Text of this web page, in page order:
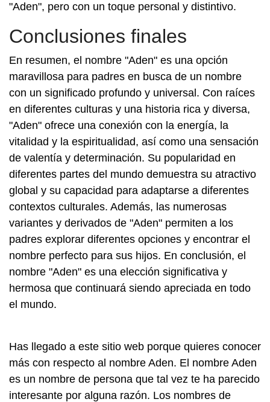
"Aden", pero con un toque personal y distintivo.
Conclusiones finales
En resumen, el nombre "Aden" es una opción
maravillosa para padres en busca de un nombre
con un significado profundo y universal. Con raíces
en diferentes culturas y una historia rica y diversa,
"Aden" ofrece una conexión con la energía, la
vitalidad y la espiritualidad, así como una sensación
de valentía y determinación. Su popularidad en
diferentes partes del mundo demuestra su atractivo
global y su capacidad para adaptarse a diferentes
contextos culturales. Además, las numerosas
variantes y derivados de "Aden" permiten a los
padres explorar diferentes opciones y encontrar el
nombre perfecto para sus hijos. En conclusión, el
nombre "Aden" es una elección significativa y
hermosa que continuará siendo apreciada en todo
el mundo.
Has llegado a este sitio web porque quieres conocer
más con respecto al nombre Aden. El nombre Aden
es un nombre de persona que tal vez te ha parecido
interesante por alguna razón. Los nombres de